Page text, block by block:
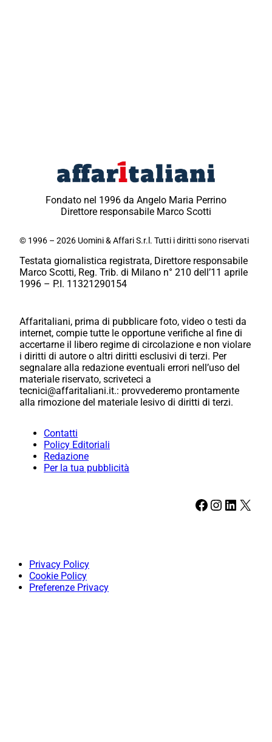
Fondato nel 1996 da Angelo Maria Perrino
Direttore responsabile Marco Scotti
© 1996 – 2026 Uomini & Affari S.r.l. Tutti i diritti sono riservati
Testata giornalistica registrata, Direttore responsabile
Marco Scotti, Reg. Trib. di Milano n° 210 dell’11 aprile
1996 – P.I. 11321290154
Affaritaliani, prima di pubblicare foto, video o testi da
internet, compie tutte le opportune verifiche al fine di
accertarne il libero regime di circolazione e non violare
i diritti di autore o altri diritti esclusivi di terzi. Per
segnalare alla redazione eventuali errori nell’uso del
materiale riservato, scriveteci a
tecnici@affaritaliani.it.: provvederemo prontamente
alla rimozione del materiale lesivo di diritti di terzi.
Contatti
Policy Editoriali
Redazione
Per la tua pubblicità
Facebook Instagram LinkedIn X
Privacy Policy
Cookie Policy
Preferenze Privacy